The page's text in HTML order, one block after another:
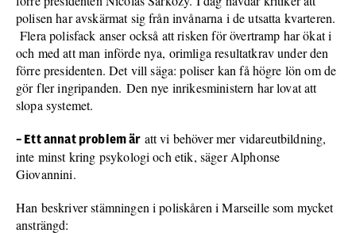
polisen har avskärmat sig från invånarna i de utsatta kvarteren.
Flera polisfack anser också att risken för övertramp har ökat i
och med att man införde nya, orimliga resultatkrav under den
förre presidenten. Det vill säga: poliser kan få högre lön om de
gör fler ingripanden. Den nye inrikesministern har lovat att
slopa systemet.
– Ett annat problem är att vi behöver mer vidareutbildning,
inte minst kring psykologi och etik, säger Alphonse
Giovannini.
Han beskriver stämningen i poliskåren i Marseille som mycket
ansträngd: